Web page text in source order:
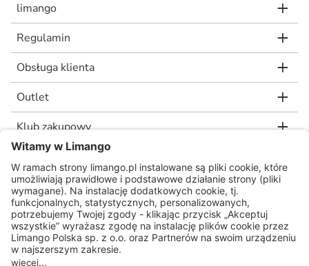
limango
Regulamin
Obsługa klienta
Outlet
Klub zakupowy